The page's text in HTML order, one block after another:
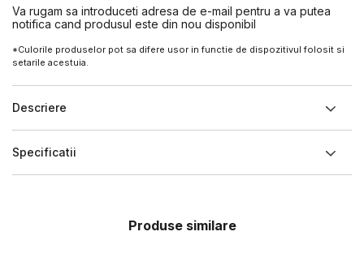
Va rugam sa introduceti adresa de e-mail pentru a va putea
notifica cand produsul este din nou disponibil
*Culorile produselor pot sa difere usor in functie de dispozitivul folosit si
setarile acestuia.
Descriere
Specificatii
Produse similare